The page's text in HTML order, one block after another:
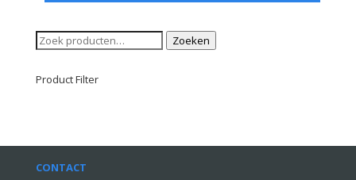
Zoeken
naar:
Zoeken
Product Filter
CONTACT